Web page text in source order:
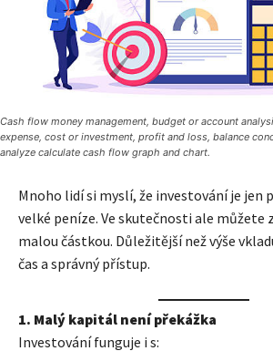
Cash flow money management, budget or account
expense, cost or investment, profit and loss, balance
analyze calculate cash flow graph and chart.
Mnoho lidí si myslí, že investování je jen
velké peníze. Ve skutečnosti ale můžete
malou částkou. Důležitější než výše
čas a správný přístup.
1. Malý kapitál není překážka
Investování funguje i s: